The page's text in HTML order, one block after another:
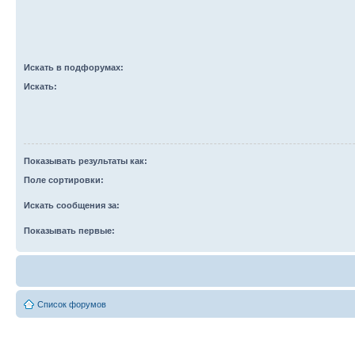
Искать в подфорумах:
Искать:
Показывать результаты как:
Поле сортировки:
Искать сообщения за:
Показывать первые:
Список форумов